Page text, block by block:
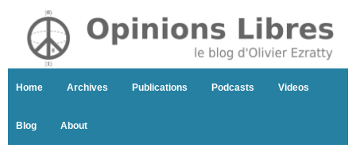
Home Archives Publications Podcasts Videos
Blog About